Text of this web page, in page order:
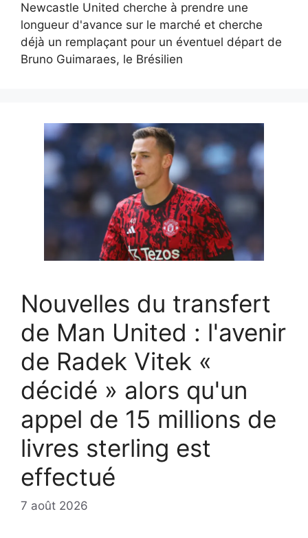
Newcastle United cherche à prendre une
longueur d'avance sur le marché et cherche
déjà un remplaçant pour un éventuel départ de
Bruno Guimaraes, le Brésilien
Nouvelles du transfert
de Man United : l'avenir
de Radek Vitek «
décidé » alors qu'un
appel de 15 millions de
livres sterling est
effectué
7 août 2026